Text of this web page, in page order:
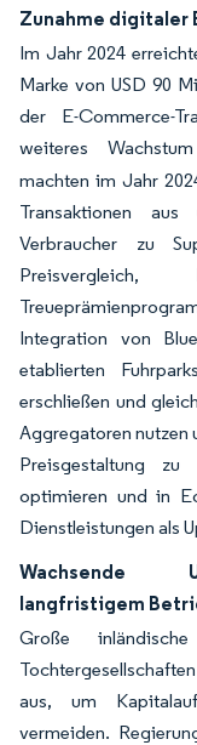
Zunahme digitaler
Im Jahr 2024
Marke von USD 90
der E-Commerce-
weiteres
machten im Jahr
Transaktionen
Verbraucher zu
Integration von
etablierten
erschließen und
Aggregatoren nutzen
Preisgestaltung
optimieren und in
Dienstleistungen als
Wachsende
langfristigem
Große
aus, um
vermeiden.